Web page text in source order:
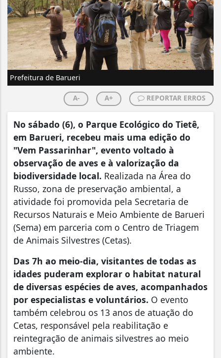
Prefeitura de Barueri
A- A+ REPORTAR ERROS
No sábado (6), o Parque Ecológico do Tietê,
em Barueri, recebeu mais uma edição do
"Vem Passarinhar", evento voltado à
observação de aves e à valorização da
biodiversidade local. Realizada na Área do
Russo, zona de preservação ambiental, a
atividade foi promovida pela Secretaria de
Recursos Naturais e Meio Ambiente de Barueri
(Sema) em parceria com o Centro de Triagem
de Animais Silvestres (Cetas).
Das 7h ao meio-dia, visitantes de todas as
idades puderam explorar o habitat natural
de diversas espécies de aves, acompanhados
por especialistas e voluntários. O evento
também celebrou os 13 anos de atuação do
Cetas, responsável pela reabilitação e
reintegração de animais silvestres ao meio
ambiente.